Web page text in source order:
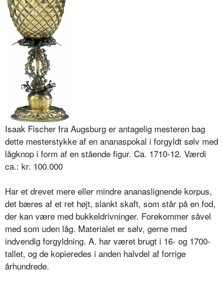
Isaak Fischer fra Augsburg er antagelig mesteren bag
dette mesterstykke af en ananaspokal i forgyldt sølv med
lågknop i form af en stående figur. Ca. 1710-12. Værdi
ca.: kr. 100.000
Har et drevet mere eller mindre ananaslignende korpus,
det bæres af et ret højt, slankt skaft, som står på en fod,
der kan være med bukkeldrivninger. Forekommer såvel
med som uden låg. Materialet er sølv, gerne med
indvendig forgyldning. A. har været brugt i 16- og 1700-
tallet, og de kopieredes i anden halvdel af forrige
århundrede.